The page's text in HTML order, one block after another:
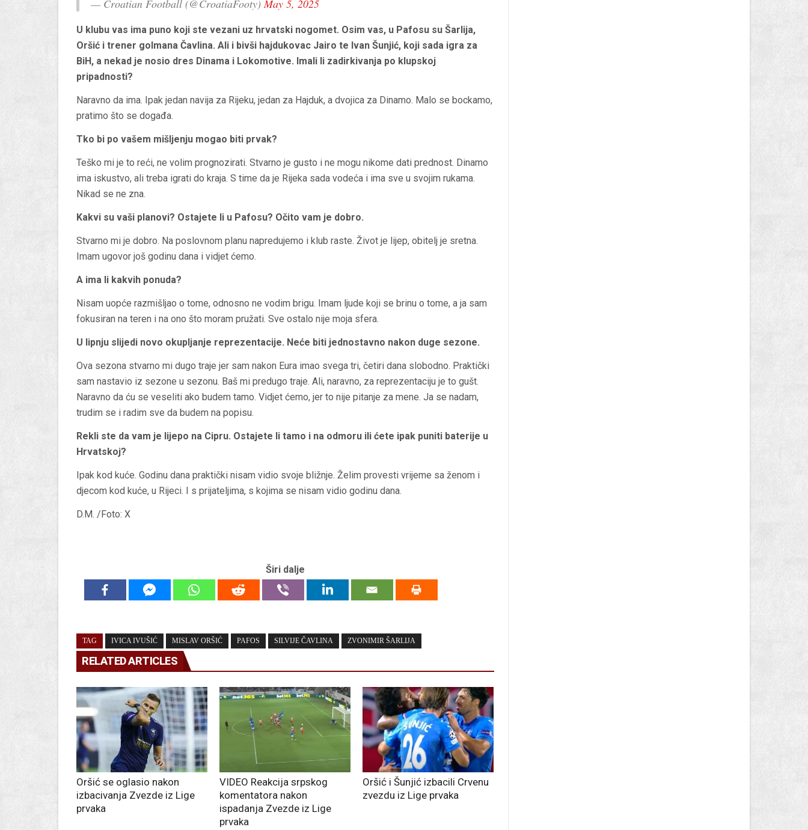
— Croatian Football (@CroatiaFooty)May 5, 2025
U klubu vas ima puno koji ste vezani uz hrvatski nogomet. Osim vas, u Pafosu su Šarlija,
Oršić i trener golmana Čavlina. Ali i bivši hajdukovac Jairo te Ivan Šunjić, koji sada igra za
BiH, a nekad je nosio dres Dinama i Lokomotive. Imali li zadirkivanja po klupskoj
pripadnosti?
Naravno da ima. Ipak jedan navija za Rijeku, jedan za Hajduk, a dvojica za Dinamo. Malo se bockamo,
pratimo što se događa.
Tko bi po vašem mišljenju mogao biti prvak?
Teško mi je to reći, ne volim prognozirati. Stvarno je gusto i ne mogu nikome dati prednost. Dinamo
ima iskustvo, ali treba igrati do kraja. S time da je Rijeka sada vodeća i ima sve u svojim rukama.
Nikad se ne zna.
Kakvi su vaši planovi? Ostajete li u Pafosu? Očito vam je dobro.
Stvarno mi je dobro. Na poslovnom planu napredujemo i klub raste. Život je lijep, obitelj je sretna.
Imam ugovor još godinu dana i vidjet ćemo.
A ima li kakvih ponuda?
Nisam uopće razmišljao o tome, odnosno ne vodim brigu. Imam ljude koji se brinu o tome, a ja sam
fokusiran na teren i na ono što moram pružati. Sve ostalo nije moja sfera.
U lipnju slijedi novo okupljanje reprezentacije. Neće biti jednostavno nakon duge sezone.
Ova sezona stvarno mi dugo traje jer sam nakon Eura imao svega tri, četiri dana slobodno. Praktički
sam nastavio iz sezone u sezonu. Baš mi predugo traje. Ali, naravno, za reprezentaciju je to gušt.
Naravno da ću se veseliti ako budem tamo. Vidjet ćemo, jer to nije pitanje za mene. Ja se nadam,
trudim se i radim sve da budem na popisu.
Rekli ste da vam je lijepo na Cipru. Ostajete li tamo i na odmoru ili ćete ipak puniti baterije u
Hrvatskoj?
Ipak kod kuće. Godinu dana praktički nisam vidio svoje bližnje. Želim provesti vrijeme sa ženom i
djecom kod kuće, u Rijeci. I s prijateljima, s kojima se nisam vidio godinu dana.
D.M. /Foto: X
Širi dalje
TAG IVICA IVUŠIĆ MISLAV ORŠIĆ PAFOS SILVIJE ČAVLINA ZVONIMIR ŠARLIJA
RELATED ARTICLES
Oršić se oglasio nakon
izbacivanja Zvezde iz Lige
prvaka
VIDEO Reakcija srpskog
komentatora nakon
ispadanja Zvezde iz Lige
prvaka
Oršić i Šunjić izbacili Crvenu
zvezdu iz Lige prvaka